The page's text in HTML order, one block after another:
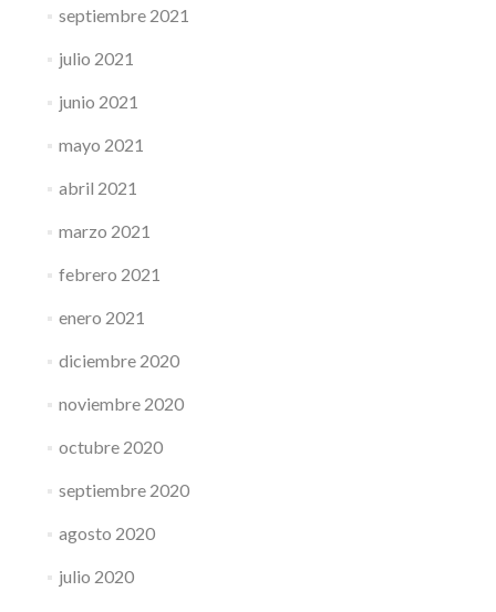
septiembre 2021
julio 2021
junio 2021
mayo 2021
abril 2021
marzo 2021
febrero 2021
enero 2021
diciembre 2020
noviembre 2020
octubre 2020
septiembre 2020
agosto 2020
julio 2020